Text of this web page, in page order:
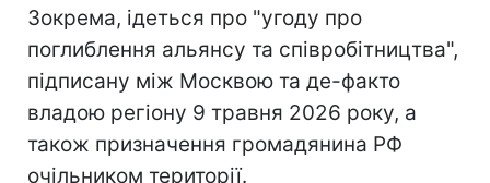
Зокрема, ідеться про "угоду про
поглиблення альянсу та співробітництва",
підписану між Москвою та де-факто
владою регіону 9 травня 2026 року, а
також призначення громадянина РФ
очільником території.